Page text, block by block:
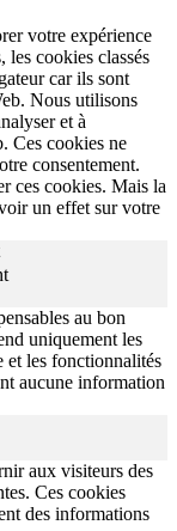
votre expérience
les cookies classés
car ils sont
Nous utilisons
et à
Ces cookies ne
consentement.
ces cookies. Mais la
un effet sur votre
au bon
uniquement les
et les fonctionnalités
aucune information
aux visiteurs des
Ces cookies
des informations